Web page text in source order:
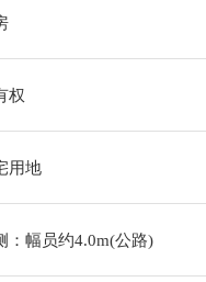
权
用地
：幅员约4.0m(公路)